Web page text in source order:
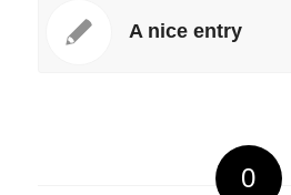
A nice entry
0